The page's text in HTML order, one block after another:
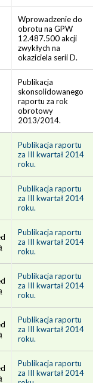
Wprowadzenie do
obrotu na GPW
12.487.500 akcji
zwykłych na
okaziciela serii D.
Publikacja
skonsolidowanego
raportu za rok
obrotowy
2013/2014.
Publikacja raportu
za III kwartał 2014
roku.
Publikacja raportu
za III kwartał 2014
roku.
Publikacja raportu
za III kwartał 2014
roku.
Publikacja raportu
za III kwartał 2014
roku.
Publikacja raportu
za III kwartał 2014
roku.
Publikacja raportu
za III kwartał 2014